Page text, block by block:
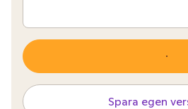
Spara egen